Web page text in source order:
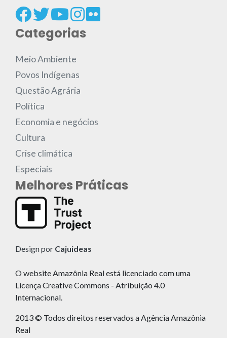
Categorias
Meio Ambiente
Povos Indígenas
Questão Agrária
Política
Economia e negócios
Cultura
Crise climática
Especiais
Melhores Práticas
Design por Cajuideas
O website Amazônia Real está licenciado com uma
Licença Creative Commons - Atribuição 4.0
Internacional.
2013 © Todos direitos reservados a Agência Amazônia
Real